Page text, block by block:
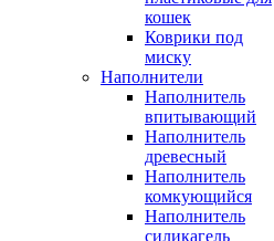
кошек
Коврики под
миску
Наполнители
Наполнитель
впитывающий
Наполнитель
древесный
Наполнитель
комкующийся
Наполнитель
силикагель